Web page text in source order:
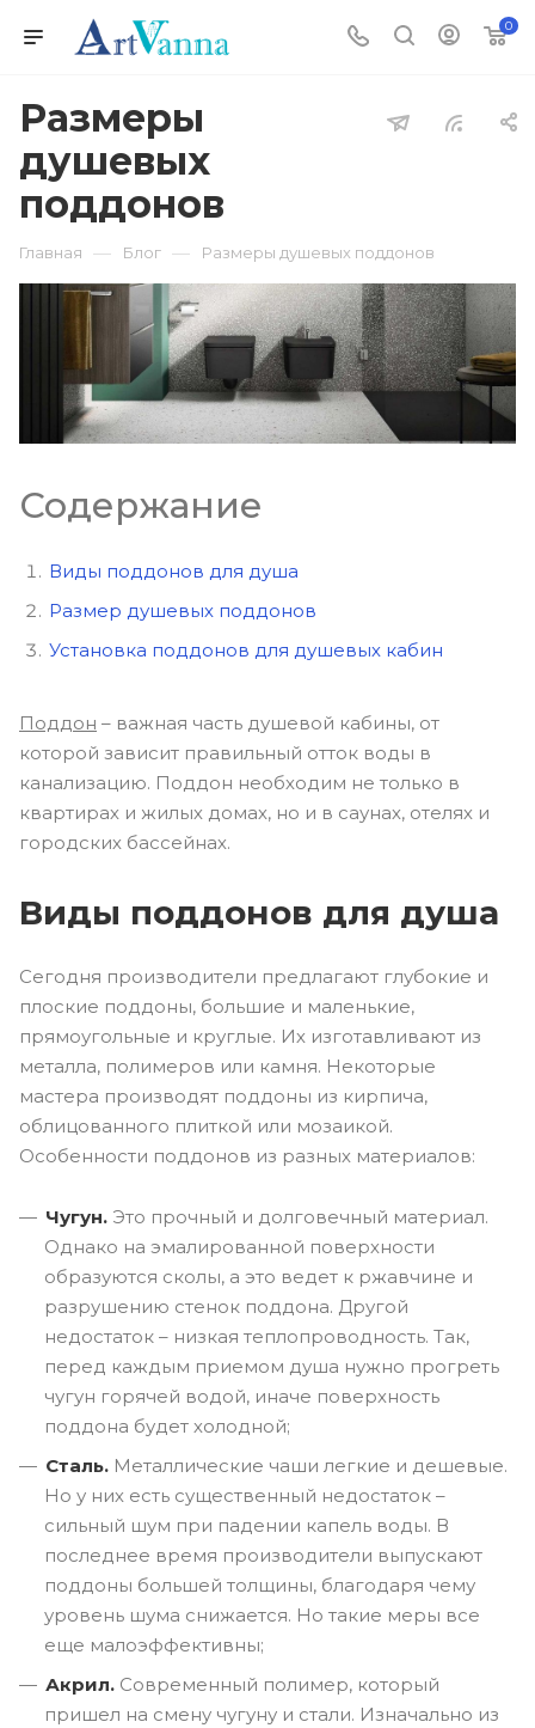
0
Размеры
душевых
поддонов
Главная — Блог — Размеры душевых поддонов
Содержание
Виды поддонов для душа
Размер душевых поддонов
Установка поддонов для душевых кабин
Поддон – важная часть душевой кабины, от
которой зависит правильный отток воды в
канализацию. Поддон необходим не только в
квартирах и жилых домах, но и в саунах, отелях и
городских бассейнах.
Виды поддонов для душа
Сегодня производители предлагают глубокие и
плоские поддоны, большие и маленькие,
прямоугольные и круглые. Их изготавливают из
металла, полимеров или камня. Некоторые
мастера производят поддоны из кирпича,
облицованного плиткой или мозаикой.
Особенности поддонов из разных материалов:
Чугун. Это прочный и долговечный материал.
Однако на эмалированной поверхности
образуются сколы, а это ведет к ржавчине и
разрушению стенок поддона. Другой
недостаток – низкая теплопроводность. Так,
перед каждым приемом душа нужно прогреть
чугун горячей водой, иначе поверхность
поддона будет холодной;
Сталь. Металлические чаши легкие и дешевые.
Но у них есть существенный недостаток –
сильный шум при падении капель воды. В
последнее время производители выпускают
поддоны большей толщины, благодаря чему
уровень шума снижается. Но такие меры все
еще малоэффективны;
Акрил. Современный полимер, который
пришел на смену чугуну и стали. Изначально из